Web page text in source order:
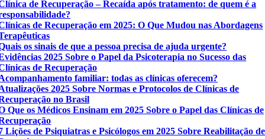
de Recuperação – Recaída após tratamento: de quem é a
de Recuperação em 2025: O Que Mudou nas Abordagens
os sinais de que a pessoa precisa de ajuda urgente?
2025 Sobre o Papel da Psicoterapia no Sucesso das
de Recuperação
familiar: todas as clínicas oferecem?
2025 Sobre Normas e Protocolos de Clínicas de
no Brasil
Que os Médicos Ensinam em 2025 Sobre o Papel das Clínicas de
Lições de Psiquiatras e Psicólogos em 2025 Sobre Reabilitação de